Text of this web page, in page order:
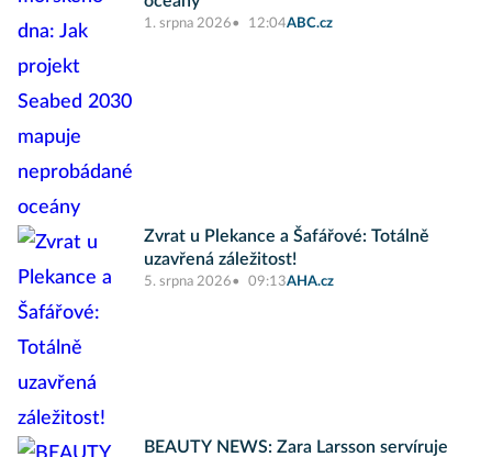
1. srpna 2026 12:04ABC.cz
Zvrat u Plekance a Šafářové: Totálně
uzavřená záležitost!
5. srpna 2026 09:13AHA.cz
BEAUTY NEWS: Zara Larsson servíruje